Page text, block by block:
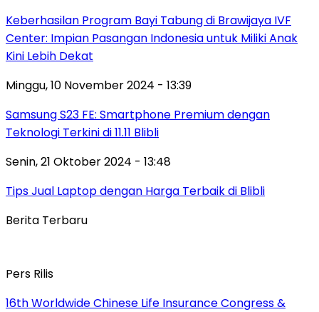
Keberhasilan Program Bayi Tabung di Brawijaya IVF
Center: Impian Pasangan Indonesia untuk Miliki Anak
Kini Lebih Dekat
Minggu, 10 November 2024 - 13:39
Samsung S23 FE: Smartphone Premium dengan
Teknologi Terkini di 11.11 Blibli
Senin, 21 Oktober 2024 - 13:48
Tips Jual Laptop dengan Harga Terbaik di Blibli
Berita Terbaru
Pers Rilis
16th Worldwide Chinese Life Insurance Congress &